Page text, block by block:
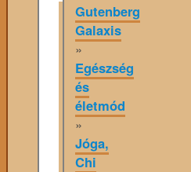
Gutenberg
Galaxis
»
Egészség
és
életmód
»
Jóga,
Chi